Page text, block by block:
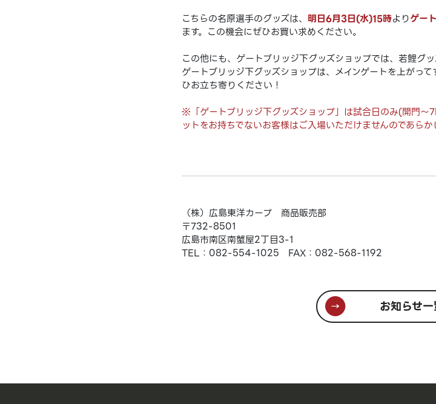
こちらの名原選手のグッズは、 明日6月3日(水)15時よりゲー
ます。この機会にぜひお買い求めください。
この他にも、ゲートブリッジ下グッズショップでは、若鯉グッ
ゲートブリッジ下グッズショップは、メインゲートを上がっ
ひお立ち寄りください！
※「ゲートブリッジ下グッズショップ」は試合日のみ(開門～
ットをお持ちでないお客様はご入場いただけませんのであらか
（株）広島東洋カープ 商品販売部
〒732-8501
広島市南区南蟹屋2丁目3-1
TEL：082-554-1025 FAX：082-568-1192
お知らせ